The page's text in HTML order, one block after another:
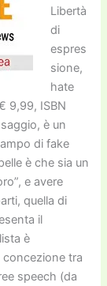
Libertà
di
espres
sione,
hate
9,99, ISBN
è un
di fake
è che sia un
e avere
quella di
il
è
tra
speech (da